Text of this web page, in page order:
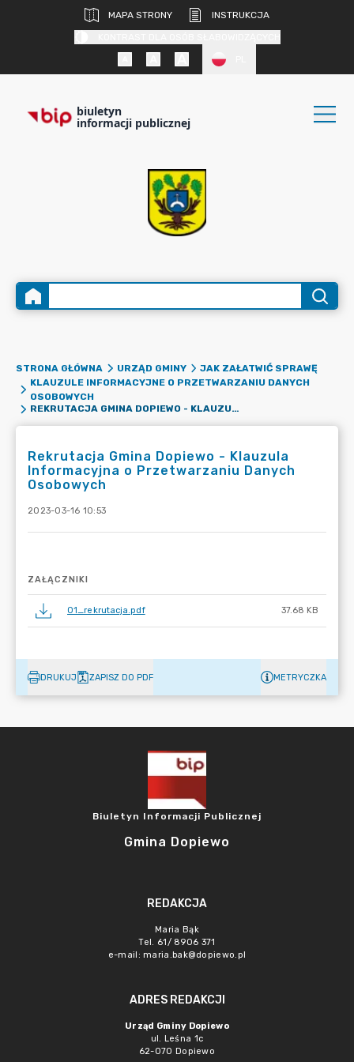
MAPA STRONY
INSTRUKCJA
biuletyn
informacji publicznej
STRONA GŁÓWNA URZĄD GMINY
JAK ZAŁATWIĆ SPRAWĘ
KLAUZULE INFORMACYJNE O PRZETWARZANIU DANYCH
OSOBOWYCH
REKRUTACJA GMINA DOPIEWO - KLAUZULA INFORMACYJNA O PRZETWARZANIU DANYCH OSOBOWYCH
Rekrutacja Gmina Dopiewo - Klauzula
Informacyjna o Przetwarzaniu Danych
Osobowych
2023-03-16 10:53
ZAŁĄCZNIKI
01_rekrutacja.pdf 37.68 KB
DRUKUJ ZAPISZ DO PDF METRYCZKA
Biuletyn Informacji Publicznej
Gmina Dopiewo
REDAKCJA
Maria Bąk
Tel. 61/ 8906 371
e-mail: maria.bak@dopiewo.pl
ADRES REDAKCJI
Urząd Gminy Dopiewo
ul. Leśna 1c
62-070 Dopiewo